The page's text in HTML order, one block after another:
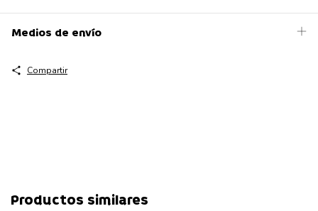
Medios de envío
Compartir
Productos similares